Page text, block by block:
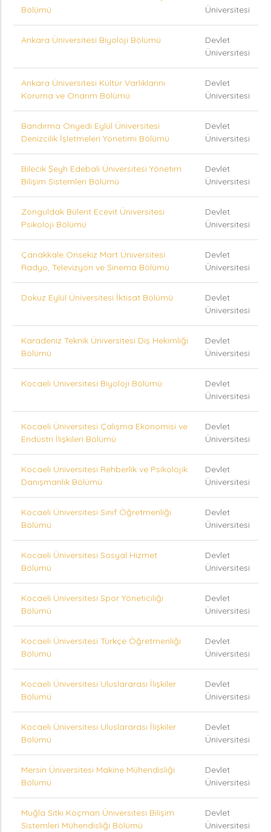
Bölümü
Üniversitesi
Ankara Üniversitesi Biyoloji Bölümü
Devlet
Üniversitesi
Ankara Üniversitesi Kültür Varlıklarını
Koruma ve Onarım Bölümü
Devlet
Üniversitesi
Bandırma Onyedi Eylül Üniversitesi
Denizcilik İşletmeleri Yönetimi Bölümü
Devlet
Üniversitesi
Bilecik Şeyh Edebali Üniversitesi Yönetim
Bilişim Sistemleri Bölümü
Devlet
Üniversitesi
Zonguldak Bülent Ecevit Üniversitesi
Psikoloji Bölümü
Devlet
Üniversitesi
Çanakkale Onsekiz Mart Üniversitesi
Radyo, Televizyon ve Sinema Bölümü
Devlet
Üniversitesi
Dokuz Eylül Üniversitesi İktisat Bölümü
Devlet
Üniversitesi
Karadeniz Teknik Üniversitesi Diş Hekimliği
Bölümü
Devlet
Üniversitesi
Kocaeli Üniversitesi Biyoloji Bölümü
Devlet
Üniversitesi
Kocaeli Üniversitesi Çalışma Ekonomisi ve
Endüstri İlişkileri Bölümü
Devlet
Üniversitesi
Kocaeli Üniversitesi Rehberlik ve Psikolojik
Danışmanlık Bölümü
Devlet
Üniversitesi
Kocaeli Üniversitesi Sınıf Öğretmenliği
Bölümü
Devlet
Üniversitesi
Kocaeli Üniversitesi Sosyal Hizmet
Bölümü
Devlet
Üniversitesi
Kocaeli Üniversitesi Spor Yöneticiliği
Bölümü
Devlet
Üniversitesi
Kocaeli Üniversitesi Türkçe Öğretmenliği
Bölümü
Devlet
Üniversitesi
Kocaeli Üniversitesi Uluslararası İlişkiler
Bölümü
Devlet
Üniversitesi
Kocaeli Üniversitesi Uluslararası İlişkiler
Bölümü
Devlet
Üniversitesi
Mersin Üniversitesi Makine Mühendisliği
Bölümü
Devlet
Üniversitesi
Muğla Sıtkı Koçman Üniversitesi Bilişim
Sistemleri Mühendisliği Bölümü
Devlet
Üniversitesi